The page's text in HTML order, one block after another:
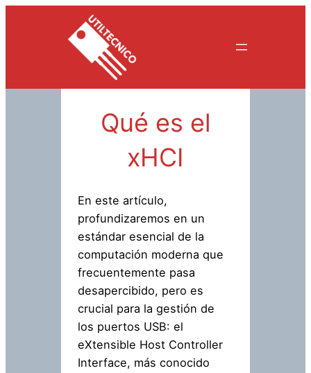
Qué es el
xHCI
En este artículo,
profundizaremos en un
estándar esencial de la
computación moderna que
frecuentemente pasa
desapercibido, pero es
crucial para la gestión de
los puertos USB: el
eXtensible Host Controller
Interface, más conocido